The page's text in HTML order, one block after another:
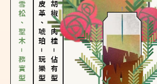
雪松、聖木－務實型 皮革、琥珀
－
玩樂型
胡椒、肉桂
－
佔有型